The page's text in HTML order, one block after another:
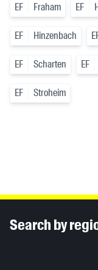
EF Fraham EF
EF Hinzenbach
EF Scharten EF
EF Stroheim
Search by